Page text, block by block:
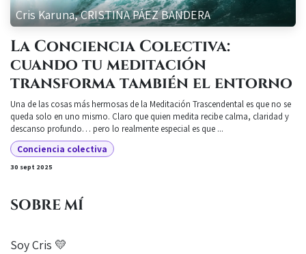
Cris Karuna, CRISTINA PÁEZ BANDERA
La Conciencia Colectiva:
cuando tu meditación
transforma también el entorno
Una de las cosas más hermosas de la Meditación Trascendental es que no se
queda solo en uno mismo. Claro que quien medita recibe calma, claridad y
descanso profundo… pero lo realmente especial es que ...
Conciencia colectiva
30 sept 2025
SOBRE MÍ
Soy Cris 💛